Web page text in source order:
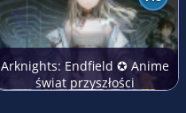
Arknights: Endfield ✪ Anime
świat przyszłości